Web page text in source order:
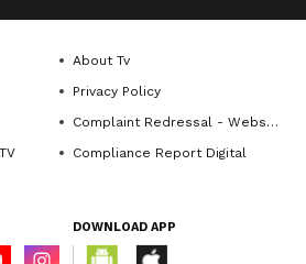
About Tv
Privacy Policy
Complaint Redressal - Website
Compliance Report Digital
DOWNLOAD APP